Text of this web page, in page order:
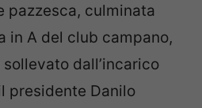
pazzesca, culminata
in A del club campano,
dall’incarico
presidente Danilo